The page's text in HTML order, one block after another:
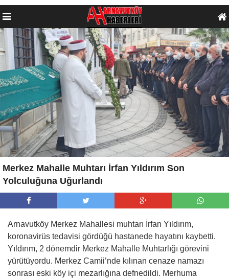
Merkez Mahalle Muhtarı İrfan Yıldırım Son
Yolculuğuna Uğurlandı
Arnavutköy Merkez Mahallesi muhtarı İrfan Yıldırım,
koronavirüs tedavisi gördüğü hastanede hayatını kaybetti.
Yıldırım, 2 dönemdir Merkez Mahalle Muhtarlığı görevini
yürütüyordu. Merkez Camii’nde kılınan cenaze namazı
sonrası eski köy içi mezarlığına defnedildi. Merhuma